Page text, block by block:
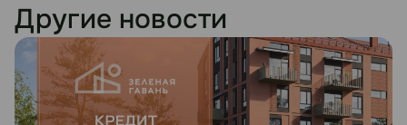
Другие новости